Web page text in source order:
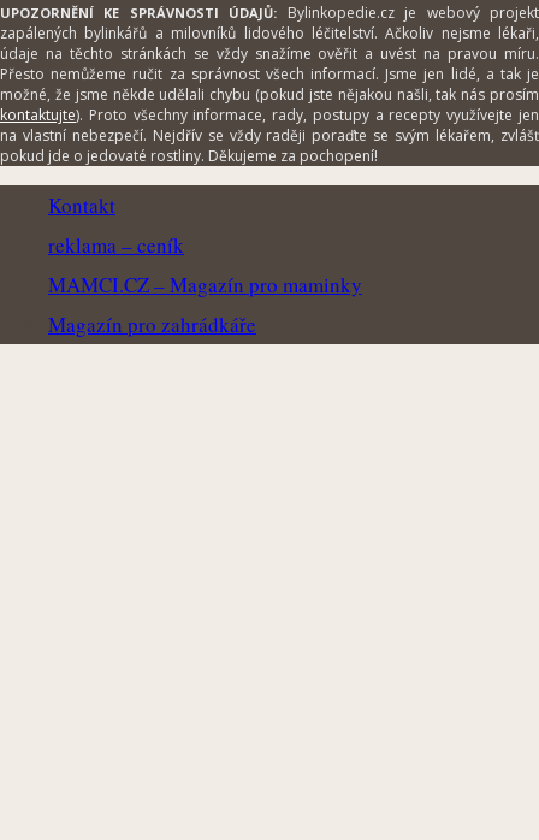
UPOZORNĚNÍ KE SPRÁVNOSTI ÚDAJŮ: Bylinkopedie.cz je webový projekt
zapálených bylinkářů a milovníků lidového léčitelství. Ačkoliv nejsme lékaři,
údaje na těchto stránkách se vždy snažíme ověřit a uvést na pravou míru.
Přesto nemůžeme ručit za správnost všech informací. Jsme jen lidé, a tak je
možné, že jsme někde udělali chybu (pokud jste nějakou našli, tak nás prosím
kontaktujte). Proto všechny informace, rady, postupy a recepty využívejte jen
na vlastní nebezpečí. Nejdřív se vždy raději poraďte se svým lékařem, zvlášť
pokud jde o jedovaté rostliny. Děkujeme za pochopení!
Kontakt
reklama – ceník
MAMCI.CZ – Magazín pro maminky
Magazín pro zahrádkáře